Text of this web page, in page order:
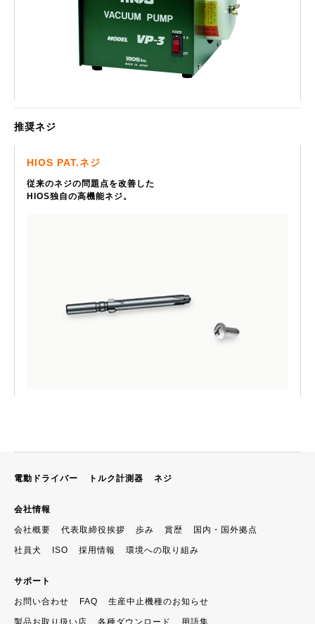
推奨ネジ
HIOS PAT.ネジ
従来のネジの問題点を改善した
HIOS独自の高機能ネジ。
電動ドライバー トルク計測器 ネジ
会社情報
会社概要 代表取締役挨拶 歩み 賞歴 国内・国外拠点
社員犬 ISO 採用情報 環境への取り組み
サポート
お問い合わせ FAQ 生産中止機種のお知らせ
製品お取り扱い店 各種ダウンロード 用語集